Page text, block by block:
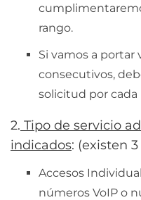
rango.
Si vamos a portar
consecutivos,
solicitud por cada
2. Tipo de servicio
indicados: (existen
Accesos
números VoIP o